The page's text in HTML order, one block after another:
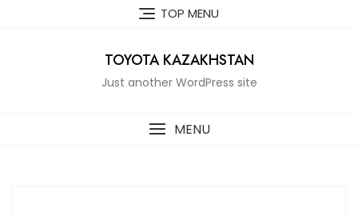
TOP MENU
TOYOTA KAZAKHSTAN
Just another WordPress site
MENU